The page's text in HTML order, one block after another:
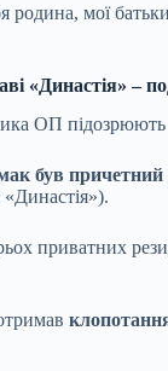
родина, мої
«Династія» –
ОП підозрюють
був причетний
приватних